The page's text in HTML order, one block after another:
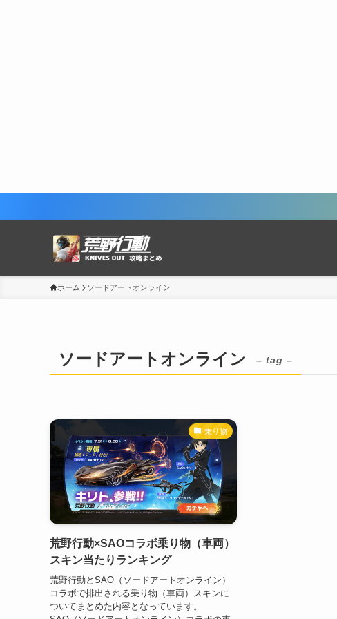
ホーム ソードアートオンライン
ソードアートオンライン – tag –
乗り物
荒野行動×SAOコラボ乗り物（車両）
スキン当たりランキング
荒野行動とSAO（ソードアートオンライン）
コラボで排出される乗り物（車両）スキンに
ついてまとめた内容となっています。